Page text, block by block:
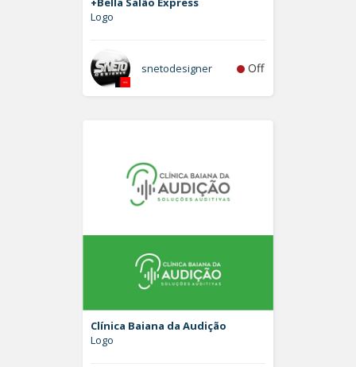
Logo
snetodesigner Off
Clínica Baiana da Audição
Logo